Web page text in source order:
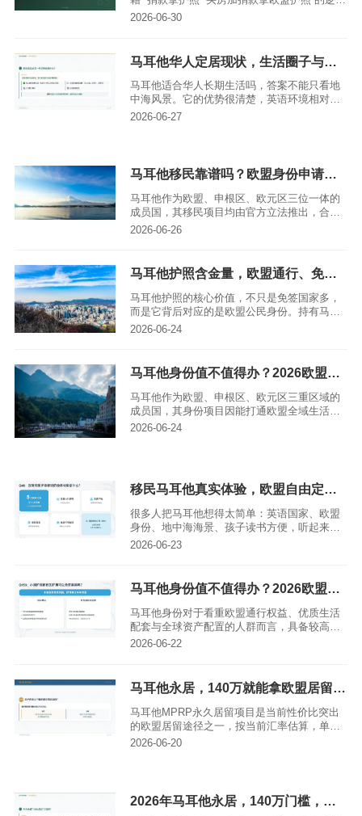
来申请。2025年4月29日，欧盟法院在
修订身份法，终止旧版“Exceptional
Services”投资入籍计划，并删除与投资入籍、
交易、代理相关的表述。
2026-06-30
马耳他适合华人长期生活吗，答案不能只看地
中海风景。它的优势很清楚，英语环境相对友
好，治安和生活节奏比不少大城市稳定，欧盟
度依赖雇主、岗位和居留许可。
2026-06-27
马耳他移民靠谱吗？欧盟身份申请门槛与福利解析
马耳他作为欧盟、申根区、欧元区三位一体的
成员国，其移民项目均由官方立法推出，合规
性与身份含金量有充分保障。目前该国提供永
商、税务等多个维度，能适配不同预算的全球
投资者，亚太环球移民作为专注全球移民的专
业机构，可提供项目资质核查、方案定制、流
程跟进等一站式服务，助力申请人精准把握申
请要点。
2026-06-26
马耳他护照含金量，欧盟通行、免签出行优势盘点
马耳他护照的核心价值，不只是免签国家多，
而是它背后对应的是欧盟公民身份。持有马耳
他护照，意味着你是马耳他公民，同时也是欧
洲、希望子女接受欧洲教育、计划在欧盟生活
或做跨境资产配置的人来说，这才是它真正的
含金量。
2026-06-24
马耳他身份值不值得办？2026欧盟通行权益与定居优势详解
马耳他作为欧盟、申根区、欧元区三重区域的
成员国，其身份项目因能打通欧盟全域生活通
道，且适配不同预算需求，成为全球移民热门
宜居环境的申请人需求。结合2026年欧盟权益
体系保持稳定，再加上马耳他自身低税、英语
环境、优质医疗教育等优势，不同经济状况的
申请人都能找到合适的移民方案。
2026-06-24
移民马耳他真实体验，欧盟自由定居生活测评
很多人把马耳他想得太简单：英语国家、欧盟
身份、地中海海景、孩子读书方便，听起来像
一个低成本欧洲定居答案。但真实情况是，马
定、医疗教育体系完整、气候温和；短板也很
现实，面积小、房租不低、夏季拥挤、公共交
通效率有限，工作机会和产业规模不能和德
国、法国、荷兰相比。
2026-06-23
马耳他身份值不值得办？2026欧盟通行权益与定居优势详解
马耳他身份对于看重欧盟通行权益、优质生活
配套与全球资产配置的人群而言，具备较高办
理价值。作为欧盟、申根区、欧元区与英联邦
确变动迹象，权益稳定性较强。目前马耳他核
心移民项目分为投资入籍（护照）与MPRP永
久居留两类，费用跨度从约140万人民币到800
万人民币不等，亚太环球移民可根据申请人需
求定制专属方案，清晰梳理权益边界与成本构
2026-06-22
马耳他永居，140万就能拿欧盟居留？这些资金来源要求别忽略
马耳他MPRP永久居留项目是当前性价比突出
的欧盟居留途径之一，按当前汇率估算，单人
申请整体成本约140万人民币即可启动，获批后
源合规要求，包括稳定收入证明、资产合法来
源佐证等，这些细节直接决定申请成败，意向
2026-06-20
2026年马耳他永居，140万门槛，现在是入手的好时机吗？